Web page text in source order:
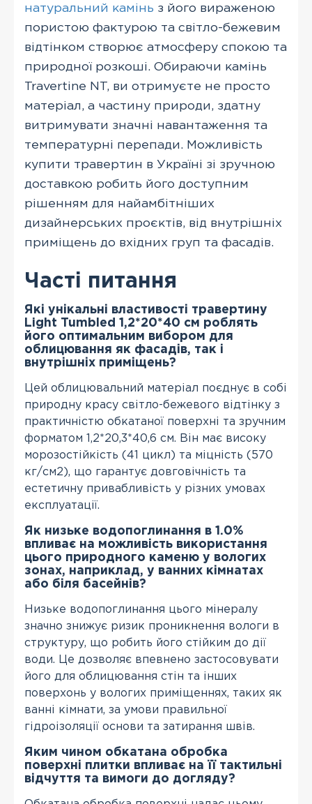
натуральний камінь з його вираженою
пористою фактурою та світло-бежевим
відтінком створює атмосферу спокою та
природної розкоші. Обираючи камінь
Travertine NT, ви отримуєте не просто
матеріал, а частину природи, здатну
витримувати значні навантаження та
температурні перепади. Можливість
купити травертин в Україні зі зручною
доставкою робить його доступним
рішенням для найамбітніших
дизайнерських проєктів, від внутрішніх
приміщень до вхідних груп та фасадів.
Часті питання
Які унікальні властивості травертину
Light Tumbled 1,2*20*40 см роблять
його оптимальним вибором для
облицювання як фасадів, так і
внутрішніх приміщень?
Цей облицювальний матеріал поєднує в собі
природну красу світло-бежевого відтінку з
практичністю обкатаної поверхні та зручним
форматом 1,2*20,3*40,6 см. Він має високу
морозостійкість (41 цикл) та міцність (570
кг/см2), що гарантує довговічність та
естетичну привабливість у різних умовах
експлуатації.
Як низьке водопоглинання в 1.0%
впливає на можливість використання
цього природного каменю у вологих
зонах, наприклад, у ванних кімнатах
або біля басейнів?
Низьке водопоглинання цього мінералу
значно знижує ризик проникнення вологи в
структуру, що робить його стійким до дії
води. Це дозволяє впевнено застосовувати
його для облицювання стін та інших
поверхонь у вологих приміщеннях, таких як
ванні кімнати, за умови правильної
гідроізоляції основи та затирання швів.
Яким чином обкатана обробка
поверхні плитки впливає на її тактильні
відчуття та вимоги до догляду?